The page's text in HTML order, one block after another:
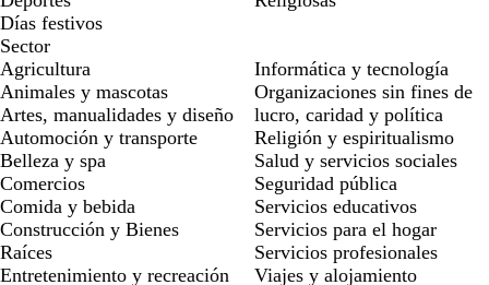
Días festivos
Sector
Agricultura
Animales y mascotas
Artes, manualidades y diseño
Automoción y transporte
Belleza y spa
Comercios
Comida y bebida
Construcción y Bienes
Raíces
Entretenimiento y recreación
Informática y tecnología
Organizaciones sin fines de
lucro, caridad y política
Religión y espiritualismo
Salud y servicios sociales
Seguridad pública
Servicios educativos
Servicios para el hogar
Servicios profesionales
Viajes y alojamiento